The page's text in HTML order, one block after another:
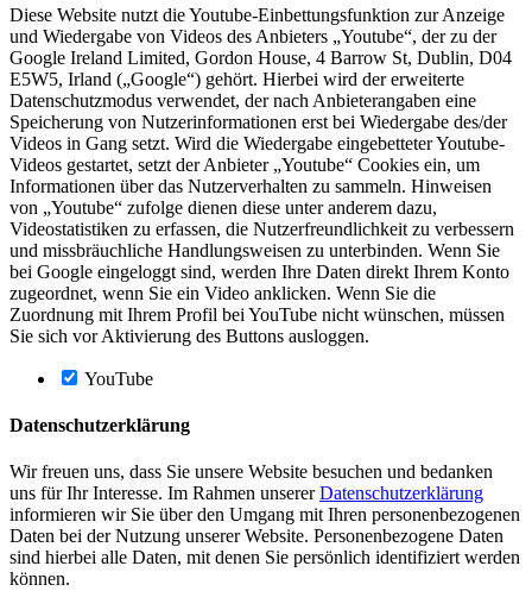
Diese Website nutzt die Youtube-Einbettungsfunktion zur Anzeige
und Wiedergabe von Videos des Anbieters „Youtube“, der zu der
Google Ireland Limited, Gordon House, 4 Barrow St, Dublin, D04
E5W5, Irland („Google“) gehört. Hierbei wird der erweiterte
Datenschutzmodus verwendet, der nach Anbieterangaben eine
Speicherung von Nutzerinformationen erst bei Wiedergabe des/der
Videos in Gang setzt. Wird die Wiedergabe eingebetteter Youtube-
Videos gestartet, setzt der Anbieter „Youtube“ Cookies ein, um
Informationen über das Nutzerverhalten zu sammeln. Hinweisen
von „Youtube“ zufolge dienen diese unter anderem dazu,
Videostatistiken zu erfassen, die Nutzerfreundlichkeit zu verbessern
und missbräuchliche Handlungsweisen zu unterbinden. Wenn Sie
bei Google eingeloggt sind, werden Ihre Daten direkt Ihrem Konto
zugeordnet, wenn Sie ein Video anklicken. Wenn Sie die
Zuordnung mit Ihrem Profil bei YouTube nicht wünschen, müssen
Sie sich vor Aktivierung des Buttons ausloggen.
YouTube
Datenschutzerklärung
Wir freuen uns, dass Sie unsere Website besuchen und bedanken
uns für Ihr Interesse. Im Rahmen unsererDatenschutzerklärung
informieren wir Sie über den Umgang mit Ihren personenbezogenen
Daten bei der Nutzung unserer Website. Personenbezogene Daten
sind hierbei alle Daten, mit denen Sie persönlich identifiziert werden
können.